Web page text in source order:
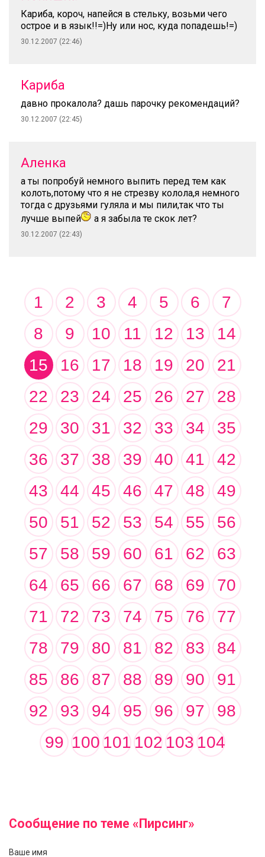
Кариба, короч, напейся в стельку, возьми чего
острое и в язык!!=)Ну или нос, куда попадешь!=)
30.12.2007 (22:46)
Кариба
давно прокалола? дашь парочку рекомендаций?
30.12.2007 (22:45)
Аленка
а ты попробуй немного выпить перед тем как
колоть,потому что я не стрезву колола,я немного
тогда с друзьями гуляла и мы пили,так что ты
лучше выпей
а я забыла те скок лет?
30.12.2007 (22:43)
1 2 3 4 5 6
7
8
9 10 11 12 13
14
15
16 17 18 19 20
21
22
23 24 25 26 27
28
29
30 31 32 33 34
35
36
37 38 39 40 41
42
43
44 45 46 47 48
49
50
51 52 53 54 55
56
57
58 59 60 61 62
63
64
65 66 67 68 69
70
71
72 73 74 75 76
77
78
79 80 81 82 83
84
85
86 87 88 89 90
91
92
93 94 95 96 97
98
99 100101102103104
Сообщение по теме «Пирсинг»
Ваше имя